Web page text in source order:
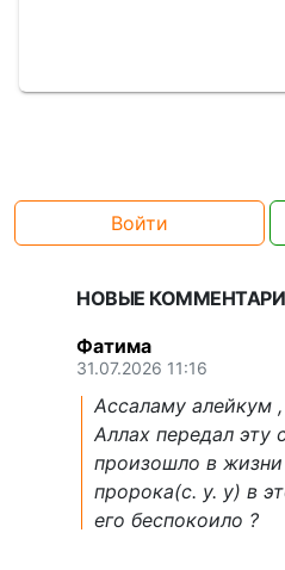
Войти
НОВЫЕ
Фатима
31.07.2026 11:16
Ассаламу алейкум ,
Аллах передал эту
произошло в
пророка(с. у. у) в
его беспокоило ?